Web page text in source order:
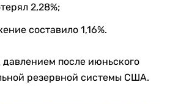
2,28%;
составило 1,16%.
давлением после июньского
резервной системы США.